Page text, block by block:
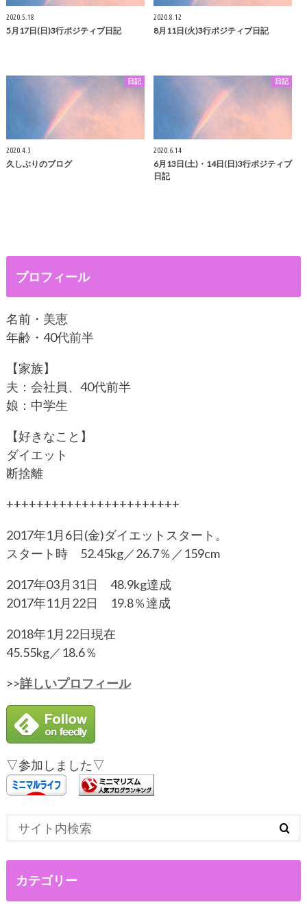
2020.5.18
5月17日(日)3行ポジティブ日記
2020.8.12
8月11日(火)3行ポジティブ日記
日記
2020.4.3
久しぶりのブログ
日記
2020.6.14
6月13日(土)・14日(日)3行ポジティブ
日記
プロフィール
名前・美恵
年齢・40代前半
【家族】
夫：会社員、40代前半
娘：中学生
【好きなこと】
ダイエット
断捨離
+++++++++++++++++++++++
2017年1月6日(金)ダイエットスタート。
スタート時 52.45kg／26.7％／159cm
2017年03月31日 48.9kg達成
2017年11月22日 19.8％達成
2018年1月22日現在
45.55kg／18.6％
>>詳しいプロフィール
▽参加しました▽
カテゴリー